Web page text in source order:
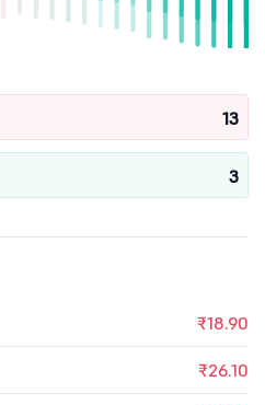
13
3
₹18.90
₹26.10